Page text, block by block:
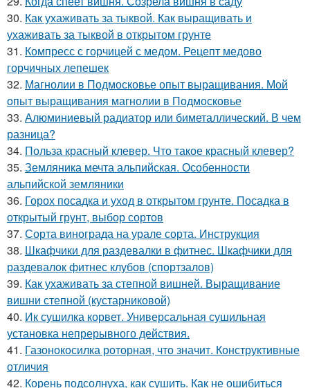
30. Как ухаживать за тыквой. Как выращивать и
ухаживать за тыквой в открытом грунте
31. Компресс с горчицей с медом. Рецепт медово
горчичных лепешек
32. Магнолии в Подмосковье опыт выращивания. Мой
опыт выращивания магнолии в Подмосковье
33. Алюминиевый радиатор или биметаллический. В чем
разница?
34. Польза красный клевер. Что такое красный клевер?
35. Земляника мечта альпийская. Особенности
альпийской земляники
36. Горох посадка и уход в открытом грунте. Посадка в
открытый грунт, выбор сортов
37. Сорта винограда на урале сорта. Инструкция
38. Шкафчики для раздевалки в фитнес. Шкафчики для
раздевалок фитнес клубов (спортзалов)
39. Как ухаживать за степной вишней. Выращивание
вишни степной (кустарниковой)
40. Ик сушилка корвет. Универсальная сушильная
установка непрерывного действия.
41. Газонокосилка роторная, что значит. Конструктивные
отличия
42. Корень подсолнуха, как сушить. Как не ошибиться